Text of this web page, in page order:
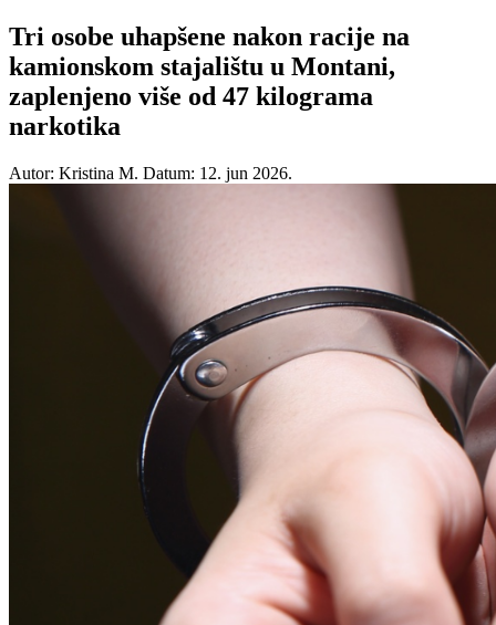
Tri osobe uhapšene nakon racije na
kamionskom stajalištu u Montani,
zaplenjeno više od 47 kilograma
narkotika
Autor: Kristina M. Datum: 12. jun 2026.